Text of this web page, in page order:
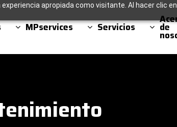
apropiada como visitante. Al hacer clic
MPservices Servicios de